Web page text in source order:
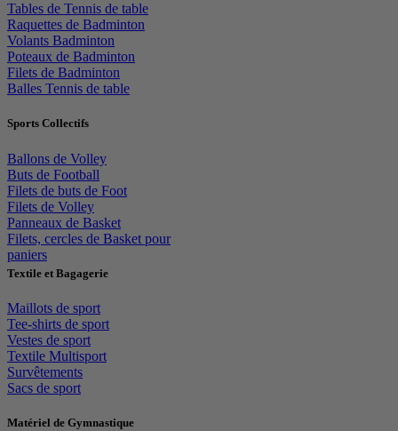
Tables de Tennis de table
Raquettes de Badminton
Volants Badminton
Poteaux de Badminton
Filets de Badminton
Balles Tennis de table
Sports Collectifs
Ballons de Volley
Buts de Football
Filets de buts de Foot
Filets de Volley
Panneaux de Basket
Filets, cercles de Basket pour
paniers
Textile et Bagagerie
Maillots de sport
Tee-shirts de sport
Vestes de sport
Textile Multisport
Survêtements
Sacs de sport
Matériel de Gymnastique